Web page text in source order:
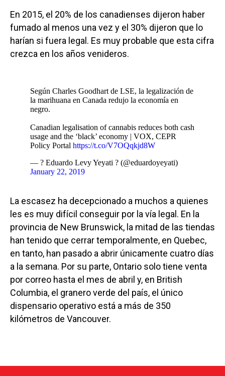
En 2015, el 20% de los canadienses dijeron haber
fumado al menos una vez y el 30% dijeron que lo
harían si fuera legal. Es muy probable que esta cifra
crezca en los años venideros.
Según Charles Goodhart de LSE, la legalización de
la marihuana en Canada redujo la economía en
negro.
Canadian legalisation of cannabis reduces both cash
usage and the ‘black’ economy | VOX, CEPR
Policy Portal https://t.co/V7OQqkjd8W
— ? Eduardo Levy Yeyati ? (@eduardoyeyati)
January 22, 2019
La escasez ha decepcionado a muchos a quienes
les es muy difícil conseguir por la vía legal. En la
provincia de New Brunswick, la mitad de las tiendas
han tenido que cerrar temporalmente, en Quebec,
en tanto, han pasado a abrir únicamente cuatro días
a la semana. Por su parte, Ontario solo tiene venta
por correo hasta el mes de abril y, en British
Columbia, el granero verde del país, el único
dispensario operativo está a más de 350
kilómetros de Vancouver.